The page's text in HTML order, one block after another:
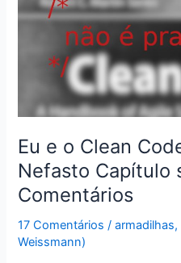
Parte
Eu e o Clean
Nefasto Capítulo
Comentários
17 Comentários /armadilhas,
Weissmann)